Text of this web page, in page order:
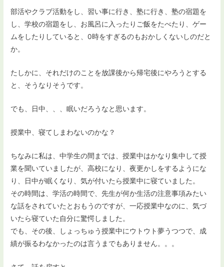
部活やクラブ活動をし、習い事に行き、塾に行き、塾の宿題を
し、学校の宿題をし、お風呂に入ったりご飯をたべたり、ゲー
ムをしたりしていると、0時をすぎるのもおかしくないしのだと
か。
たしかに、それだけのことを放課後から帰宅後にやろうとする
と、そうなりそうです。
でも、日中、、、眠いだろうなと思います。
授業中、寝てしまわないのかな？
ちなみに私は、中学生の間までは、授業中はかなり集中して授
業を聞いていましたが、高校になり、夜更かしをするようにな
り、日中が眠くなり、気が付いたら授業中に寝ていました。
その時間は、学活の時間で、先生が何か生活の注意事項みたい
な話をされていたとおもうのですが、一応授業中なのに、気づ
いたら寝ていた自分に驚愕しました。
でも、その後、しょっちゅう授業中にウトウト夢うつつで、成
績が振るわなかったのは言うまでもありません。。。